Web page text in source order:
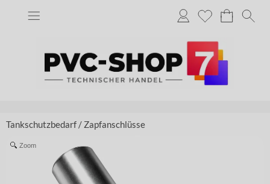
Tankschutzbedarf / Zapfanschlüsse
Zoom